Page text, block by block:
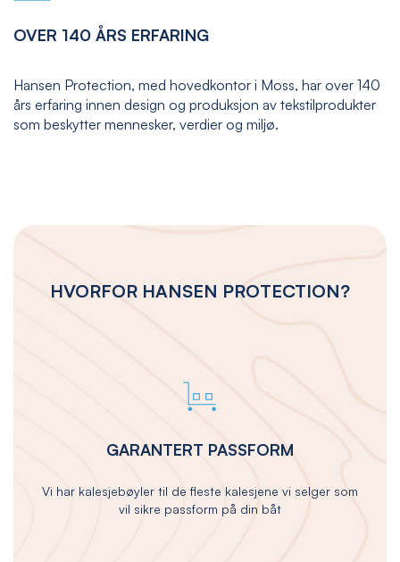
OVER 140 ÅRS ERFARING
Hansen Protection, med hovedkontor i Moss, har over 140
års erfaring innen design og produksjon av tekstilprodukter
som beskytter mennesker, verdier og miljø.
HVORFOR HANSEN PROTECTION?
GARANTERT PASSFORM
Vi har kalesjebøyler til de fleste kalesjene vi selger som
vil sikre passform på din båt